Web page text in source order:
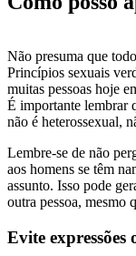
Não presuma que
Princípios sexuais
muitas pessoas hoje
É importante lembrar
não é heterossexual,
Lembre-se de não
aos homens se têm
assunto. Isso pode
outra pessoa, mesmo
Evite